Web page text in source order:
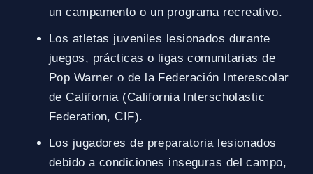
un campamento o un programa recreativo.
Los atletas juveniles lesionados durante
juegos, prácticas o ligas comunitarias de
Pop Warner o de la Federación Interescolar
de California (California Interscholastic
Federation, CIF).
Los jugadores de preparatoria lesionados
debido a condiciones inseguras del campo,